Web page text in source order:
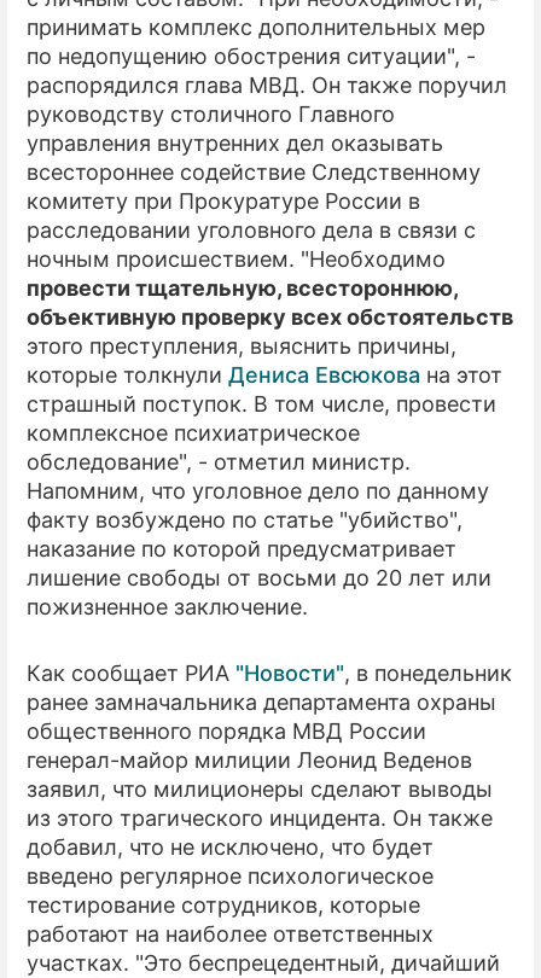
принимать комплекс дополнительных мер
по недопущению обострения ситуации", -
распорядился глава МВД. Он также поручил
руководству столичного Главного
управления внутренних дел оказывать
всестороннее содействие Следственному
комитету при Прокуратуре России в
расследовании уголовного дела в связи с
ночным происшествием. "Необходимо
провести тщательную, всестороннюю,
объективную проверку всех обстоятельств
этого преступления, выяснить причины,
которые толкнули Дениса Евсюкова на этот
страшный поступок. В том числе, провести
комплексное психиатрическое
обследование", - отметил министр.
Напомним, что уголовное дело по данному
факту возбуждено по статье "убийство",
наказание по которой предусматривает
лишение свободы от восьми до 20 лет или
пожизненное заключение.
Как сообщает РИА "Новости", в понедельник
ранее замначальника департамента охраны
общественного порядка МВД России
генерал-майор милиции Леонид Веденов
заявил, что милиционеры сделают выводы
из этого трагического инцидента. Он также
добавил, что не исключено, что будет
введено регулярное психологическое
тестирование сотрудников, которые
работают на наиболее ответственных
участках. "Это беспрецедентный, дичайший